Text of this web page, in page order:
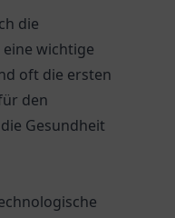
die
wichtige
oft die ersten
den
Gesundheit